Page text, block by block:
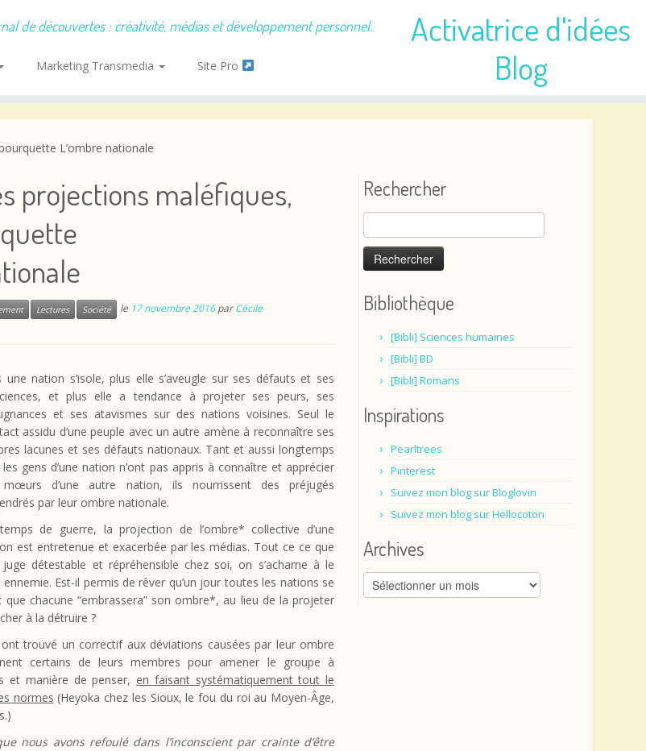
Activatrice d'idées
Blog
de découvertes : créativité, médias et développement personnel.
Marketing Transmedia Site Pro
L’ombre nationale
projections maléfiques,
Lectures Société le 17 novembre 2016 parCécile
une nation s’isole, plus elle s’aveugle sur ses défauts et ses
et plus elle a tendance à projeter ses peurs, ses
et ses atavismes sur des nations voisines. Seul le
assidu d’une peuple avec un autre amène à reconnaître ses
lacunes et ses défauts nationaux. Tant et aussi longtemps
les gens d’une nation n’ont pas appris à connaître et apprécier
d’une autre nation, ils nourrissent des préjugés
par leur ombre nationale.
de guerre, la projection de l’ombre* collective d’une
est entretenue et exacerbée par les médias. Tout ce ce que
juge détestable et répréhensible chez soi, on s’acharne à le
Est-il permis de rêver qu’un jour toutes les nations se
chacune “embrassera” son ombre*, au lieu de la projeter
à la détruire ?
ont trouvé un correctif aux déviations causées par leur ombre
certains de leurs membres pour amener le groupe à
et manière de penser, en faisant systématiquement tout le
normes (Heyoka chez les Sioux, le fou du roi au Moyen-Âge,
nous avons refoulé dans l’inconscient par crainte d’être
Rechercher
Rechercher :
Bibliothèque
[Bibli] Sciences humaines
[Bibli] BD
[Bibli] Romans
Inspirations
Pearltrees
Pinterest
Suivez mon blog sur Bloglovin
Suivez mon blog sur Hellocoton
Archives
Archives